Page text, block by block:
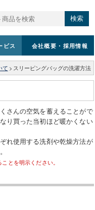
検索
ビス 会社概要 ・採用情報
て > スリーピングバッグの洗濯方法
さんの空気を蓄えることがで
り買った当初ほど暖かくない
れ使用する洗剤や乾燥方法が
とを明示ください。